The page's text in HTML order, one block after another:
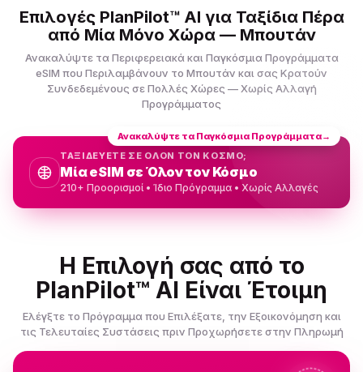
Επιλογές PlanPilot™ AI για Ταξίδια Πέρα
από Μία Μόνο Χώρα — Μπουτάν
Ανακαλύψτε τα Περιφερειακά και Παγκόσμια Προγράμματα
eSIM που Περιλαμβάνουν το Μπουτάν και σας Κρατούν
Συνδεδεμένους σε Πολλές Χώρες — Χωρίς Αλλαγή
Προγράμματος
ΤΑΞΙΔΕΥΕΤΕ ΣΕ ΟΛΟΝ ΤΟΝ ΚΟΣΜΟ;
Μία eSIM σε Όλον τον Κόσμο
210+ Προορισμοί • Ίδιο Πρόγραμμα • Χωρίς Αλλαγές
Ανακαλύψτε τα Παγκόσμια Προγράμματα→
Η Επιλογή σας από το
PlanPilot™ AI Είναι Έτοιμη
Ελέγξτε το Πρόγραμμα που Επιλέξατε, την Εξοικονόμηση και
τις Τελευταίες Συστάσεις πριν Προχωρήσετε στην Πληρωμή